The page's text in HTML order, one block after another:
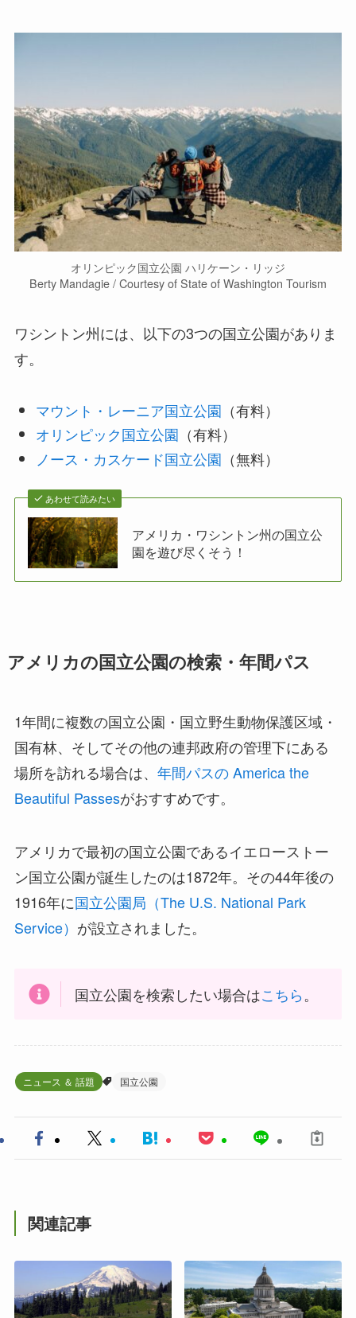
オリンピック国立公園 ハリケーン・リッジ
Berty Mandagie / Courtesy of State of Washington Tourism
ワシントン州には、以下の3つの国立公園がありま
す。
マウント・レーニア国立公園 （有料）
オリンピック国立公園 （有料）
ノース・カスケード国立公園 （無料）
あわせて読みたい
アメリカ・ワシントン州の国立公
園を遊び尽くそう！
アメリカの国立公園の検索・年間パス
1年間に複数の国立公園・国立野生動物保護区域・
国有林、そしてその他の連邦政府の管理下にある
場所を訪れる場合は、 年間パスの America the
Beautiful Passesがおすすめです。
アメリカで最初の国立公園であるイエローストー
ン国立公園が誕生したのは1872年。その44年後の
1916年に国立公園局（The U.S. National Park
Service） が設立されました。
国立公園を検索したい場合はこちら。
ニュース ＆ 話題 国立公園
関連記事